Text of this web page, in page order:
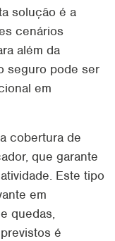
solução é a
cenários
além da
seguro pode ser
em
cobertura de
que garante
Este tipo
em
quedas,
é